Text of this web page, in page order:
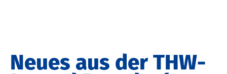
Neues aus der THW-